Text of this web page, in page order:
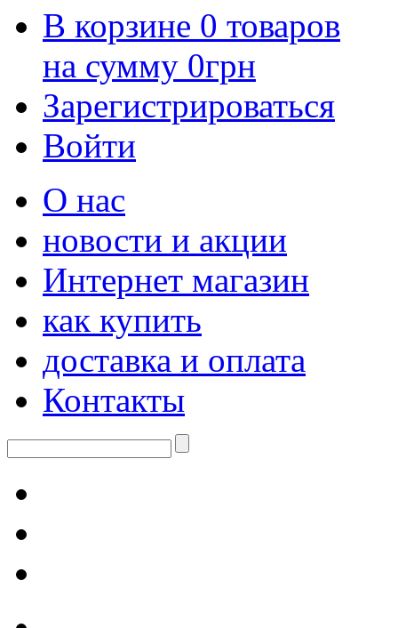
В корзине 0 товаров
на сумму 0грн
Зарегистрироваться
Войти
О нас
новости и акции
Интернет магазин
как купить
доставка и оплата
Контакты